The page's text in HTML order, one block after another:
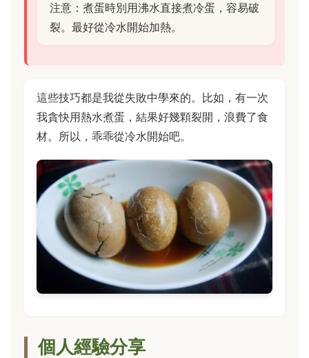
注意：煮蛋時別用沸水直接煮冷蛋，容易破
裂。最好從冷水開始加熱。
這些技巧都是我從失敗中學來的。比如，有一次
我貪快用熱水煮蛋，結果好幾顆裂開，浪費了食
材。所以，乖乖從冷水開始吧。
個人經驗分享